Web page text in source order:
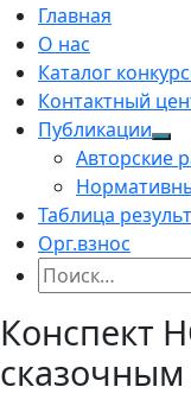
Главная
О нас
Каталог
Контактный
Публикации
Авторские
Таблица
Орг.взнос
Найти:
Конспект
сказочным